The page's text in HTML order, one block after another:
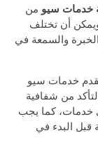
خدمات سيو من
أن تختلف
والسمعة في
خدمات سيو
من شفافية
خدمات، كما يجب
قبل البدء في